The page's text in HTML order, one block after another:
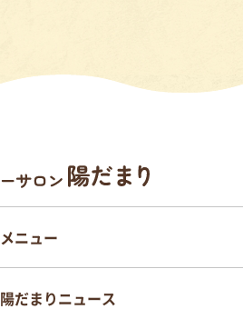
メニュー
陽だまりニュース